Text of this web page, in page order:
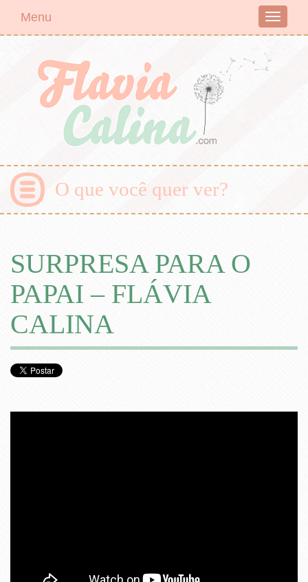
Toggle
Menu
O que você quer ver?
SURPRESA PARA O
PAPAI – FLÁVIA
CALINA